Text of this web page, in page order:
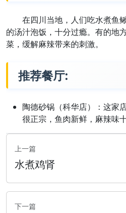
在四川当地，人们吃水煮鱼
的汤汁泡饭，十分过瘾。有的地
菜，缓解麻辣带来的刺激。
推荐餐厅:
陶德砂锅（科华店）：这家
很正宗，鱼肉新鲜，麻辣味
上一篇
水煮鸡肾
下一篇